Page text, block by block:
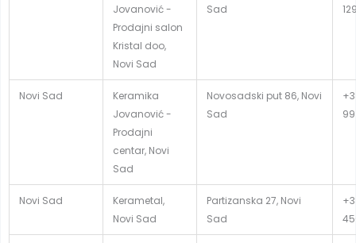
Jovanović -
Prodajni salon
Kristal doo,
Novi Sad
Sad
Novi Sad
Keramika
Jovanović -
Prodajni
centar, Novi
Sad
Novosadski put 86, Novi
Sad
Novi Sad
Kerametal,
Novi Sad
Partizanska 27, Novi
Sad